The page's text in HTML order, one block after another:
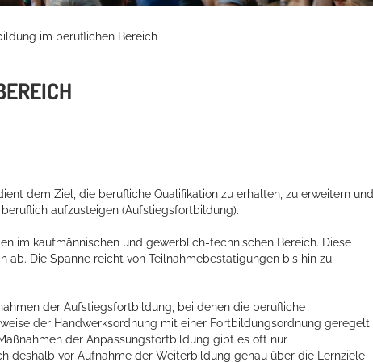
im beruflichen Bereich
dem Ziel, die berufliche Qualifikation zu erhalten, zu erweitern und
aufzusteigen (Aufstiegsfortbildung).
im kaufmännischen und gewerblich-technischen Bereich. Diese
Die Spanne reicht von Teilnahmebestätigungen bis hin zu
der Aufstiegsfortbildung, bei denen die berufliche
der Handwerksordnung mit einer Fortbildungsordnung geregelt
der Anpassungsfortbildung gibt es oft nur
deshalb vor Aufnahme der Weiterbildung genau über die Lernziele